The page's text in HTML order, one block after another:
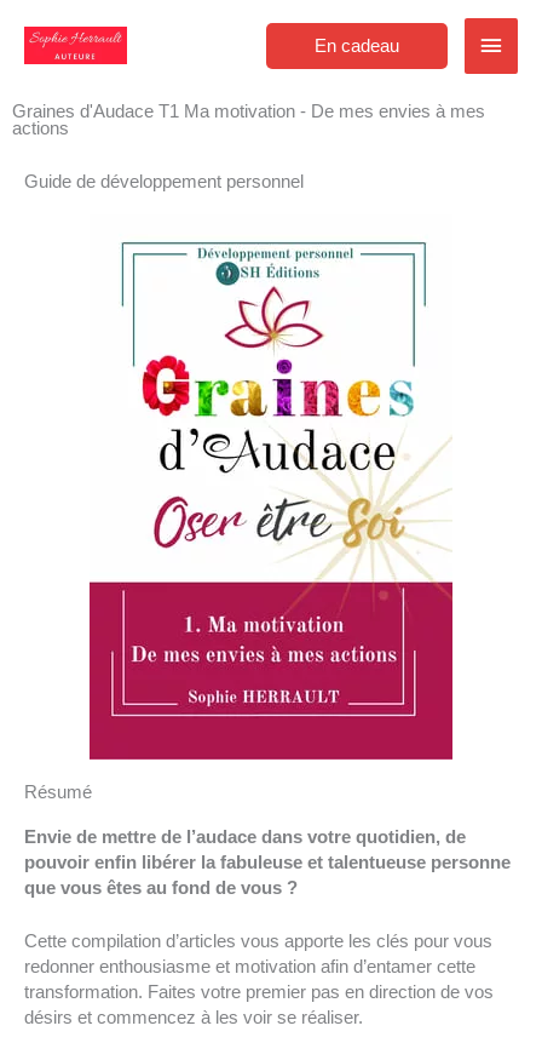
contenu
Menu
En cadeau
Graines d'Audace T1 Ma motivation - De mes envies à mes
actions
Guide de développement personnel
Résumé
Envie de mettre de l’audace dans votre quotidien, de
pouvoir enfin libérer la fabuleuse et talentueuse personne
que vous êtes au fond de vous ?
Cette compilation d’articles vous apporte les clés pour vous
redonner enthousiasme et motivation afin d’entamer cette
transformation. Faites votre premier pas en direction de vos
désirs et commencez à les voir se réaliser.